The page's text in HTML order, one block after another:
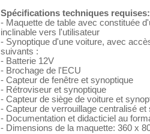
Spécifications techniques requises:
- Maquette de table avec constituée
inclinable vers l'utilisateur
- Synoptique d'une voiture, avec
suivants :
- Batterie 12V
- Brochage de l'ECU
- Capteur de fenêtre et synoptique
- Rétroviseur et synoptique
- Capteur de siège de voiture et
- Capteur de verrouillage centralisé et
- Documentation et didacticiel au
- Dimensions de la maquette: 360 x